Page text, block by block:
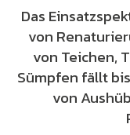
Das
von
von Teichen,
Sümpfen fällt
von